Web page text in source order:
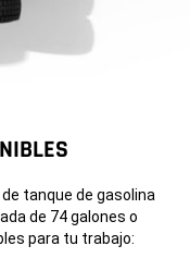
tanque de gasolina
de 74 galones o
para tu trabajo: